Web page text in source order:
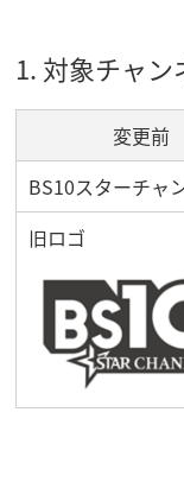
1. 対象チャン
変更前
BS10スターチャ
旧ロゴ